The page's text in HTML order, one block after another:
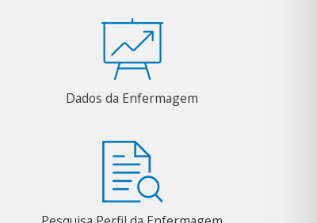
Dados da Enfermagem